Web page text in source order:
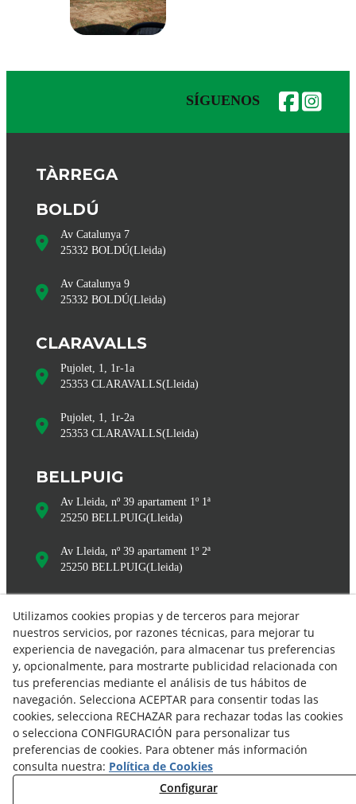
SÍGUENOS
TÀRREGA
BOLDÚ
Av Catalunya 7
25332 BOLDÚ(Lleida)
Av Catalunya 9
25332 BOLDÚ(Lleida)
CLARAVALLS
Pujolet, 1, 1r-1a
25353 CLARAVALLS(Lleida)
Pujolet, 1, 1r-2a
25353 CLARAVALLS(Lleida)
BELLPUIG
Av Lleida, nº 39 apartament 1º 1ª
25250 BELLPUIG(Lleida)
Av Lleida, nº 39 apartament 1º 2ª
25250 BELLPUIG(Lleida)
info@bonpasrural.com
Aviso legal Política de cookies
Política de privacidad
Utilizamos cookies propias y de terceros para mejorar
nuestros servicios, por razones técnicas, para mejorar tu
experiencia de navegación, para almacenar tus preferencias
y, opcionalmente, para mostrarte publicidad relacionada con
tus preferencias mediante el análisis de tus hábitos de
navegación. Selecciona ACEPTAR para consentir todas las
cookies, selecciona RECHAZAR para rechazar todas las cookies
o selecciona CONFIGURACIÓN para personalizar tus
preferencias de cookies. Para obtener más información
consulta nuestra: Política de Cookies
Configurar